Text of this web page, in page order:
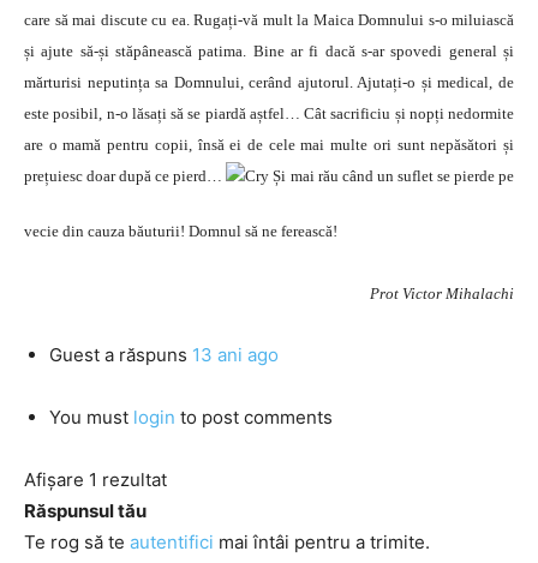
care să mai discute cu ea. Rugați-vă mult la Maica Domnului s-o miluiască
și ajute să-și stăpânească patima. Bine ar fi dacă s-ar spovedi general și
mărturisi neputința sa Domnului, cerând ajutorul. Ajutați-o și medical, de
este posibil, n-o lăsați să se piardă aștfel… Cât sacrificiu și nopți nedormite
are o mamă pentru copii, însă ei de cele mai multe ori sunt nepăsători și
prețuiesc doar după ce pierd…
Și mai rău când un suflet se pierde pe
vecie din cauza băuturii! Domnul să ne ferească!
Prot Victor Mihalachi
Guest a răspuns 13 ani ago
You must login to post comments
Afișare 1 rezultat
Răspunsul tău
Te rog să te autentifici mai întâi pentru a trimite.